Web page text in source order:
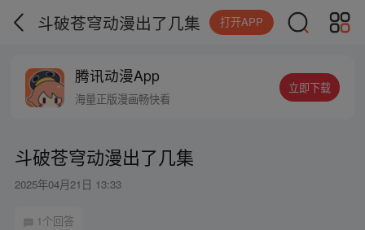
斗破苍穹动漫出了几集 打开APP
腾讯动漫App
海量正版漫画畅快看
立即下载
斗破苍穹动漫出了几集
2025年04月21日 13:33
1个回答